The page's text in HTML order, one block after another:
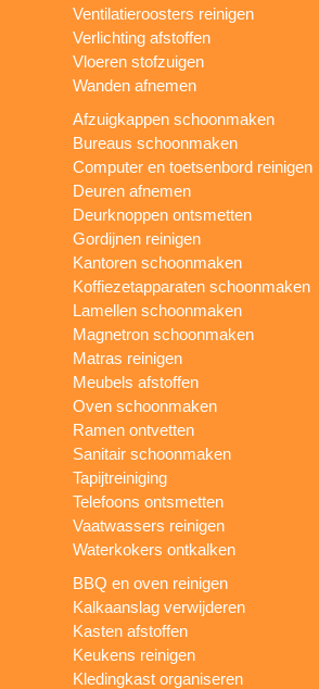
Ventilatieroosters reinigen
Verlichting afstoffen
Vloeren stofzuigen
Wanden afnemen
Afzuigkappen schoonmaken
Bureaus schoonmaken
Computer en toetsenbord reinigen
Deuren afnemen
Deurknoppen ontsmetten
Gordijnen reinigen
Kantoren schoonmaken
Koffiezetapparaten schoonmaken
Lamellen schoonmaken
Magnetron schoonmaken
Matras reinigen
Meubels afstoffen
Oven schoonmaken
Ramen ontvetten
Sanitair schoonmaken
Tapijtreiniging
Telefoons ontsmetten
Vaatwassers reinigen
Waterkokers ontkalken
BBQ en oven reinigen
Kalkaanslag verwijderen
Kasten afstoffen
Keukens reinigen
Kledingkast organiseren